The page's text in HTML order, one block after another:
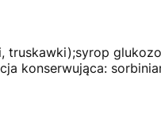
truskawki);syrop
konserwująca: